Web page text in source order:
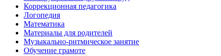
Коррекционная педагогика
Логопедия
Математика
Материалы для родителей
Музыкально-ритмическое занятие
Обучение грамоте